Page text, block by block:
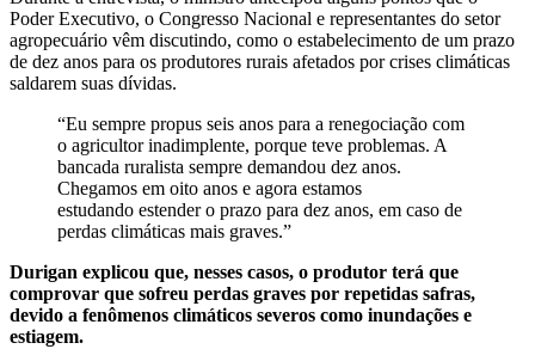
Poder Executivo, o Congresso Nacional e representantes do setor
agropecuário vêm discutindo, como o estabelecimento de um prazo
de dez anos para os produtores rurais afetados por crises climáticas
saldarem suas dívidas.
“Eu sempre propus seis anos para a renegociação com
o agricultor inadimplente, porque teve problemas. A
bancada ruralista sempre demandou dez anos.
Chegamos em oito anos e agora estamos
estudando estender o prazo para dez anos, em caso de
perdas climáticas mais graves.”
Durigan explicou que, nesses casos, o produtor terá que
comprovar que sofreu perdas graves por repetidas safras,
devido a fenômenos climáticos severos como inundações e
estiagem.